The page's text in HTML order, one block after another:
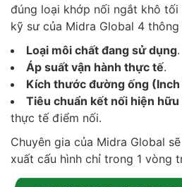
đúng loại khớp nối ngắt khô tối
kỹ sư của Midra Global 4
Loại môi chất đang sử dụng.
Áp suất vận hành thực tế.
Kích thước đường ống (Inch
Tiêu chuẩn kết nối hiện hữu
thực tế điểm nối.
Chuyên gia của Midra Global
xuất cấu hình chỉ trong 1 vòng